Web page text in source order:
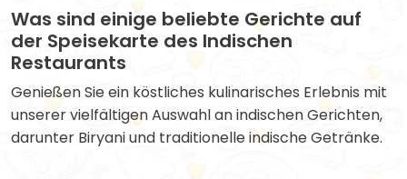
Was sind einige beliebte Gerichte auf
der Speisekarte des Indischen
Restaurants
Genießen Sie ein köstliches kulinarisches Erlebnis mit
unserer vielfältigen Auswahl an indischen Gerichten,
darunter Biryani und traditionelle indische Getränke.